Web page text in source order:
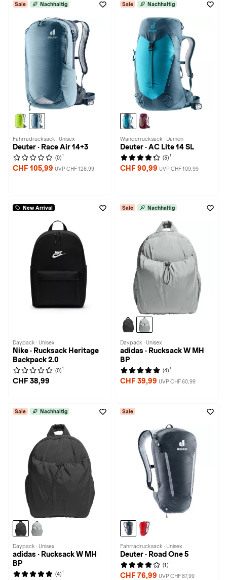
Sale Nachhaltig
Fahrradrucksack · Unisex
Deuter · Race Air 14+3
(0) 1
CHF 105,99 UVP CHF 126,99
Sale Nachhaltig
Wanderrucksack · Damen
Deuter · AC Lite 14 SL
(3) 1
CHF 90,99 UVP CHF 109,99
New Arrival
Daypack · Unisex
Nike · Rucksack Heritage
Backpack 2.0
(0) 1
CHF 38,99
Sale Nachhaltig
Daypack · Unisex
adidas · Rucksack W MH
BP
(4) 1
CHF 39,99 UVP CHF 60,99
Sale Nachhaltig
Daypack · Unisex
adidas · Rucksack W MH
BP
(4) 1
Sale
Fahrradrucksack · Unisex
Deuter · Road One 5
(1) 1
CHF 76,99 UVP CHF 87,99